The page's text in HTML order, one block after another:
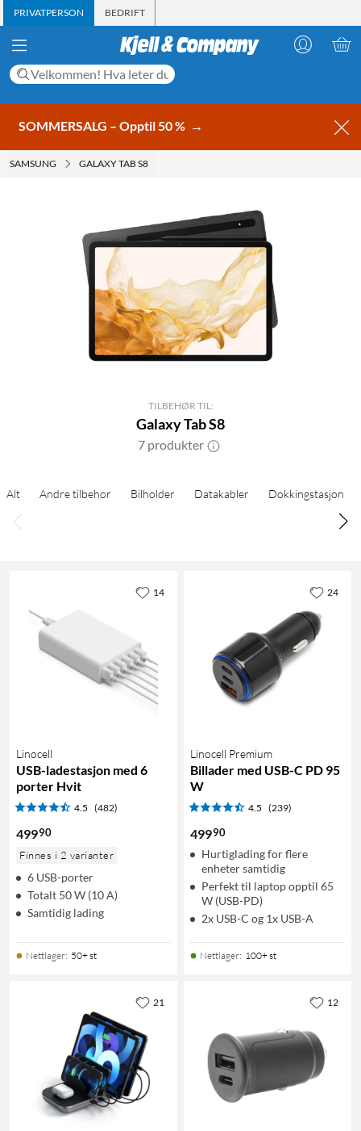
PRIVATPERSON BEDRIFT
SOMMERSALG – Opptil 50 % →
SAMSUNG GALAXY TAB S8
TILBEHØR TIL:
Galaxy Tab S8
7 produkter
Alt Andre tilbehør Bilholder Datakabler Dokkingstasjon
Linocell
USB-ladestasjon med 6
porter Hvit
4.5 (482)
49990
Finnes i 2 varianter
6 USB-porter
Totalt 50 W (10 A)
Samtidig lading
Nettlager: 50+ st
14
Linocell Premium
Billader med USB-C PD 95
W
4.5 (239)
49990
Hurtiglading for flere
enheter samtidig
Perfekt til laptop opptil 65
W (USB-PD)
2x USB-C og 1x USB-A
Nettlager: 100+ st
24
21 12